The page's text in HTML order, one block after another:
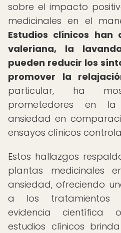
sobre el impacto
medicinales en el
Estudios clínicos han
valeriana, la
pueden reducir los
promover la
particular, ha
prometedores en
ansiedad en
ensayos clínicos
Estos hallazgos
plantas medicinales
ansiedad, ofreciendo
a los tratamientos
evidencia científica
estudios clínicos